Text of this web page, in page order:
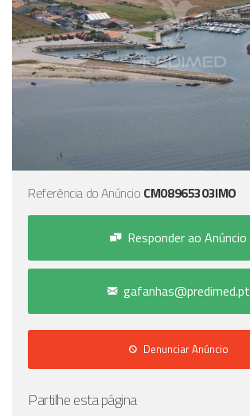
Referência do Anúncio CM08965303IMO
Responder ao Anúncio
gafanhas@predimed.pt
Denunciar Anúncio
Partilhe esta página